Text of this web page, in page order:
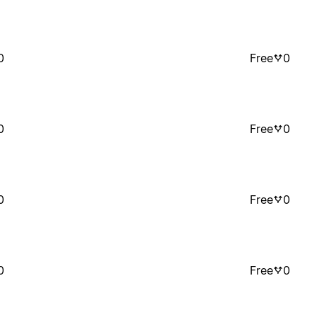
Free 0
Free 0
Free 0
Free 0